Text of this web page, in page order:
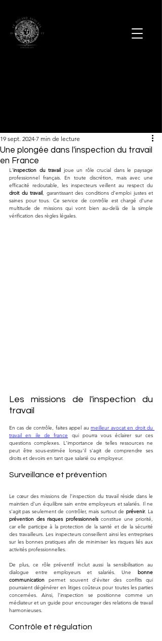
Une plongée dans l'inspection du travail
en France
19 sept. 2024 7 min de lecture
L'inspection du travail joue un rôle crucial dans le paysage
professionnel français. En toute discrétion, mais avec une
droit du travail, garantissant des conditions d'emploi justes et
saines pour tous. Ce service de contrôle est chargé d'une
multitude de missions qui vont bien au-delà de la simple
vérification des règles légales.
Les missions de l'inspection du
travail
En cas de contrôle, faites appel au meilleur avocat en droit du
travail en ile de france qui pourra vous éclairer sur ces
questions complexes. L'importance de telles ressources ne
peut être sous-estimée lorsqu'il s'agit de comprendre ses
droits et devoirs en tant que salarié ou employeur.
Surveillance et prévention
Le cœur des missions de l’inspection du travail réside dans le
maintien d'un équilibre sain entre employeurs et salariés. Il ne
s'agit pas seulement de contrôler, mais surtout de prévenir
prévention des risques professionnels constitue une priorité,
car elle participe à la protection de la santé et de la sécurité
des travailleurs. Les inspecteurs conseillent ainsi les entreprises
sur les bonnes pratiques afin de minimiser les risques liés aux
activités professionnelles.
De plus, ce rôle préventif inclut aussi la sensibilisation au
dialogue entre employeurs et salariés. Une bonne
communication permet souvent d’éviter des conflits qui
pourraient dégénérer en litiges coûteux pour toutes les parties
concernées. Ainsi, l'inspection se positionne comme un
médiateur et un guide pour encourager des relations de travail
harmonieuses.
Contrôle et régulation